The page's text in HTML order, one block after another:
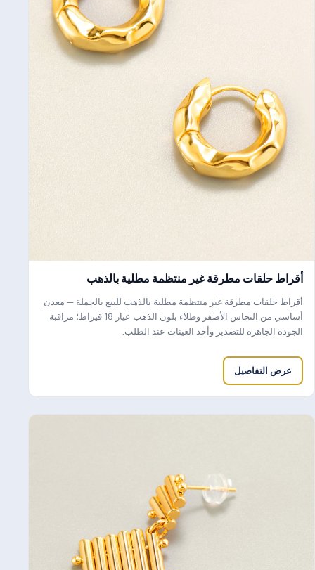
أقراط حلقات مطرقة غير منتظمة مطلية بالذهب
أقراط حلقات مطرقة غير منتظمة مطلية بالذهب للبيع بالجملة — معدن
أساسي من النحاس الأصفر وطلاء بلون الذهب عيار 18 قيراط؛ مراقبة
الجودة الجاهزة للتصدير وأخذ العينات عند الطلب.
عرض التفاصيل